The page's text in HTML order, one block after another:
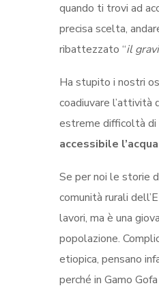
quando ti trovi ad
precisa scelta,
ribattezzato “il
Ha stupito i nostri
coadiuvare l’attività
estreme difficoltà di
accessibile
Se per noi le storie
comunità rurali
lavori, ma è una
popolazione.
etiopica, pensano
perché in Gamo